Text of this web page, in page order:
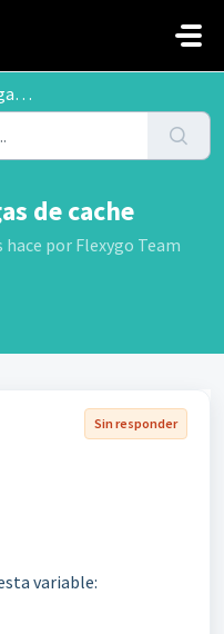
de cache
hace por Flexygo Team
Sin responder
variable: